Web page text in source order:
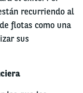
recurriendo al
flotas como una
sus